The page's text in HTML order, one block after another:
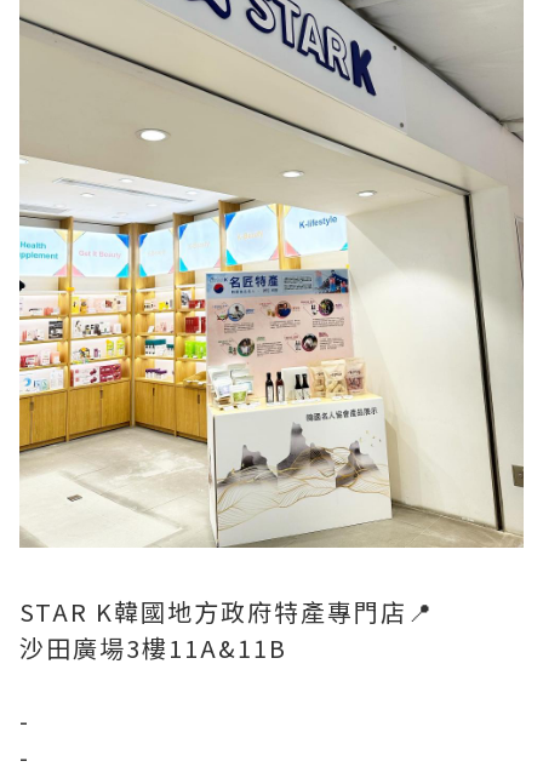
STAR K韓國地方政府特產專門店📍
沙田廣場3樓11A&11B
-
-